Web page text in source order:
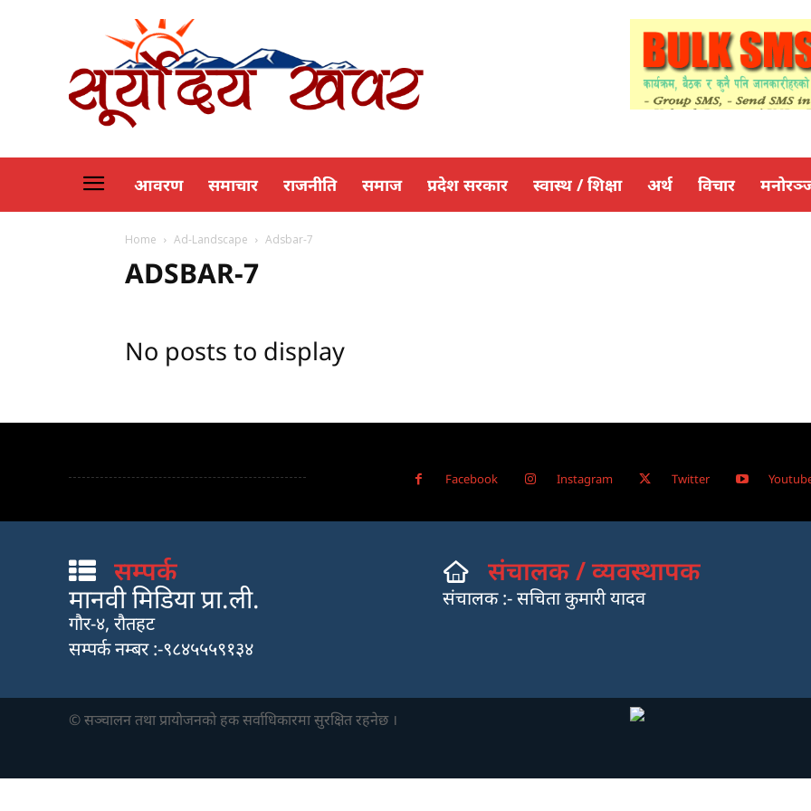
आवरण समाचार राजनीति समाज प्रदेश सरकार स्वास्थ / शिक्षा अर्थ विचार
Home Ad-Landscape Adsbar-7
ADSBAR-7
No posts to display
Facebook Instagram Twitter
सम्पर्क
मानवी मिडिया प्रा.ली.
गौर-४, रौतहट
सम्पर्क नम्बर :-९८४५५५९१३४
संचालक / व्यवस्थापक
संचालक :- सचिता कुमारी यादव
© सञ्चालन तथा प्रायाेजनकाे हक सर्वाधिकारमा सुरक्षित रहनेछ ।